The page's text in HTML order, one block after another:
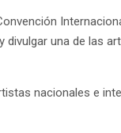
una de las
nacionales e